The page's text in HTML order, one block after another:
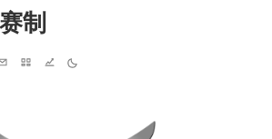
制
Email ProjectsRunning